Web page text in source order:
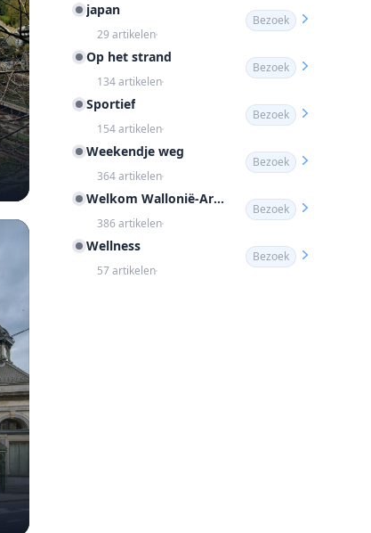
japan
29 artikelen
Bezoek
Op het strand
134 artikelen
Bezoek
Sportief
154 artikelen
Bezoek
Weekendje weg
364 artikelen
Bezoek
Welkom Wallonië-Ardennen
386 artikelen
Bezoek
Wellness
57 artikelen
Bezoek